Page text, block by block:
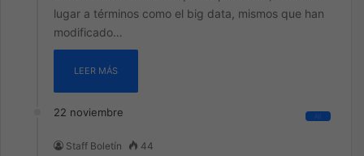
lugar a términos como el big data, mismos que han
modificado…
LEER MÁS
22 noviembre All
Staff Boletín 44